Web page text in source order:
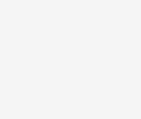
Erfindung